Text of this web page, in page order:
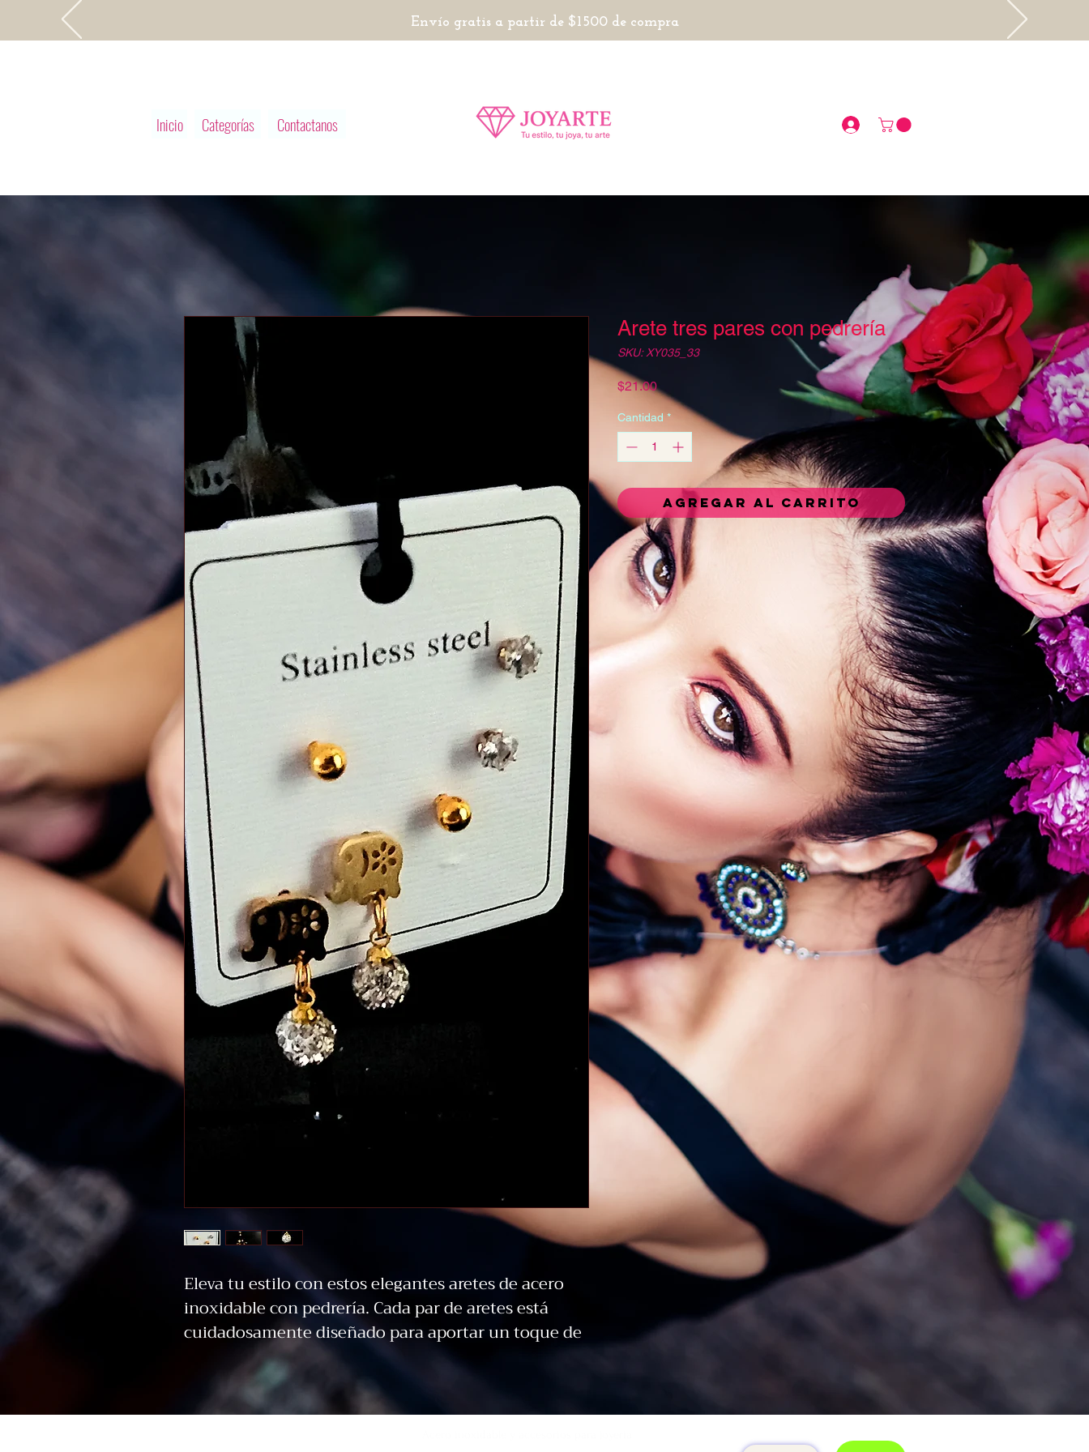
Envío gratis a partir de $1500 de compra
Inicio Categorías Contactanos .
Eleva tu estilo con estos elegantes aretes de acero
inoxidable con pedrería. Cada par de aretes está
cuidadosamente diseñado para aportar un toque de
sofisticación a tu conjunto. Hechos de acero
inoxidable de alta calidad, estos accesorios son
duraderos y resistentes al desgaste, para que puedas
Arete tres pares con pedrería
SKU: XY035_33
$21.00Precio
Cantidad *
Agregar al carrito